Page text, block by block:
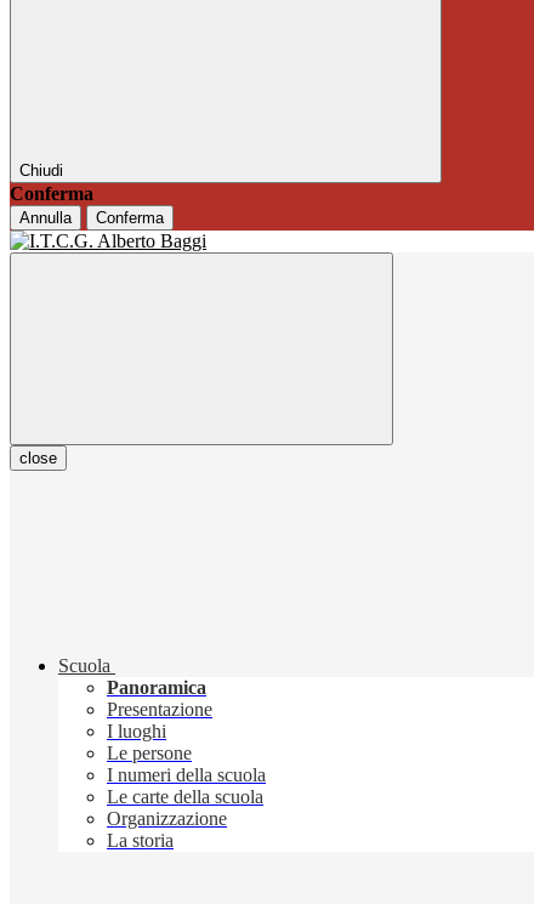
Chiudi
Conferma
Annulla Conferma
close
Scuola
Panoramica
Presentazione
I luoghi
Le persone
I numeri della scuola
Le carte della scuola
Organizzazione
La storia